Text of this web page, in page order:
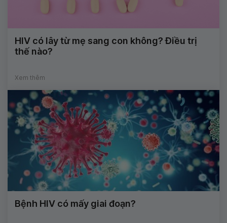
HIV có lây từ mẹ sang con không? Điều trị
thế nào?
Xem thêm
Bệnh HIV có mấy giai đoạn?